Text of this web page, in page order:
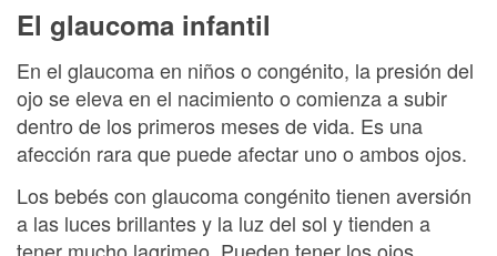
El glaucoma infantil
En el glaucoma en niños o congénito, la presión del
ojo se eleva en el nacimiento o comienza a subir
dentro de los primeros meses de vida. Es una
afección rara que puede afectar uno o ambos ojos.
Los bebés con glaucoma congénito tienen aversión
a las luces brillantes y la luz del sol y tienden a